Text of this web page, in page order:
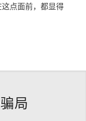
点面前，都显得
局